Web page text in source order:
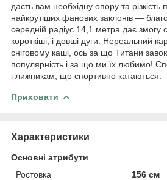
дасть вам необхідну опору та різкість
найкрутіших фанових заклонів —
середній радіус 14,1 метра дає змогу
короткіші, і довші дуги. Нереальний
сніговому каші, ось за що Титани
популярність і за що ми їх любимо!
і лижникам, що спортивно катаються.
Приховати
Характеристики
Основні атрибути
Ростовка
156 см